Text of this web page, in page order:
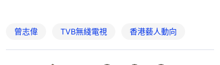
曾志偉 TVB無綫電視 香港藝人動向